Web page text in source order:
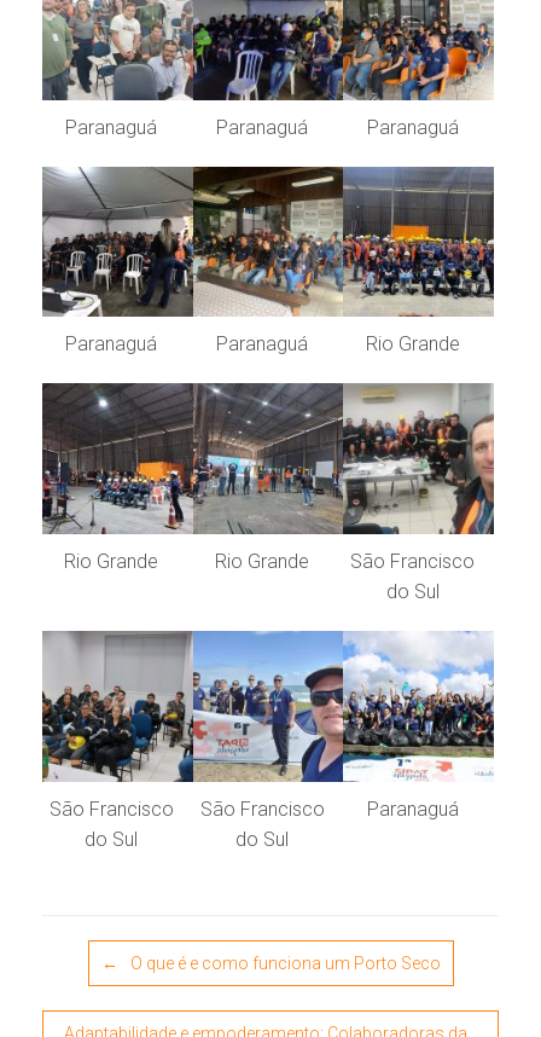
Paranaguá Paranaguá Paranaguá
Paranaguá Paranaguá Rio Grande
Rio Grande Rio Grande
São Francisco
do Sul
São Francisco
do Sul
São Francisco
do Sul
Paranaguá
Post navigation
← O que é e como funciona um Porto Seco
Adaptabilidade e empoderamento: Colaboradoras da…